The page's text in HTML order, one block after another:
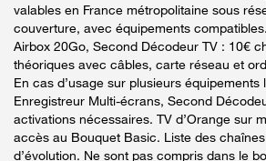
valables en France métropolitaine sous
couverture, avec équipements
Airbox 20Go, Second Décodeur TV : 10€
théoriques avec câbles, carte réseau et
En cas d’usage sur plusieurs équipements
Enregistreur Multi-écrans, Second
activations nécessaires. TV d’Orange sur
accès au Bouquet Basic. Liste des
d’évolution. Ne sont pas compris dans le